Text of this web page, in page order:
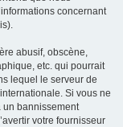
concernant
abusif, obscène,
etc. qui pourrait
lequel le serveur de
Si vous ne
un bannissement
votre fournisseur